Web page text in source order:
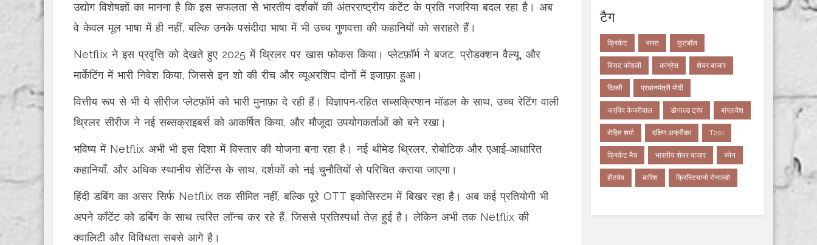
उद्योग विशेषज्ञों का मानना है कि इस सफलता से भारतीय दर्शकों की अंतरराष्ट्रीय कंटेंट के प्रति नजरिया बदल रहा है। अब
वे केवल मूल भाषा में ही नहीं, बल्कि उनके पसंदीदा भाषा में भी उच्च गुणवत्ता की कहानियों को सराहते हैं।
Netflix ने इस प्रवृत्ति को देखते हुए 2025 में थ्रिलर पर खास फोकस किया। प्लेटफ़ॉर्म ने बजट, प्रोडक्शन वैल्यू, और
मार्केटिंग में भारी निवेश किया, जिससे इन शो की रीच और व्यूअरशिप दोनों में इजाफ़ा हुआ।
वित्तीय रूप से भी ये सीरीज प्लेटफ़ॉर्म को भारी मुनाफ़ा दे रही हैं। विज्ञापन‑रहित सब्सक्रिप्शन मॉडल के साथ, उच्च रेटिंग वाली
थ्रिलर सीरीज ने नई सब्सक्राइबर्स को आकर्षित किया, और मौजूदा उपयोगकर्ताओं को बने रखा।
भविष्य में Netflix अभी भी इस दिशा में विस्तार की योजना बना रहा है। नई थीमेड थ्रिलर, रोबोटिक और एआई‑आधारित
कहानियाँ, और अधिक स्थानीय सेटिंग्स के साथ, दर्शकों को नई चुनौतियों से परिचित कराया जाएगा।
हिंदी डबिंग का असर सिर्फ Netflix तक सीमित नहीं, बल्कि पूरे OTT इकोसिस्टम में बिखर रहा है। अब कई प्रतियोगी भी
अपने कॉंटेंट को डबिंग के साथ त्वरित लॉन्च कर रहे हैं, जिससे प्रतिस्पर्धा तेज़ हुई है। लेकिन अभी तक Netflix की
क्वालिटी और विविधता सबसे आगे है।
टैग
क्रिकेट भारत फुटबॉल
विराट कोहली कांग्रेस शेयर बाजार
दिल्ली प्रधानमंत्री मोदी
अरविंद केजरीवाल डोनाल्ड ट्रंप बांग्लादेश
रोहित शर्मा दक्षिण अफ्रीका T20I
क्रिकेट मैच भारतीय शेयर बाजार स्पेन
हीटवेव बारिश क्रिस्टियानो रोनाल्डो